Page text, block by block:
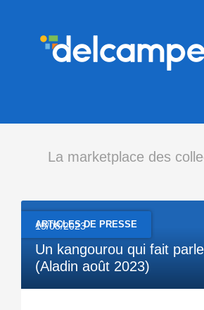
La marketplace des
ARTICLES DE PRESSE
15/08/2023
Un kangourou qui fait
(Aladin août 2023)